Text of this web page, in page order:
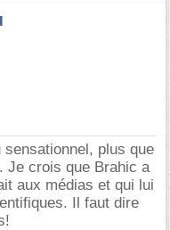
plus que
Je crois que Brahic a
aux médias et qui lui
Il faut dire